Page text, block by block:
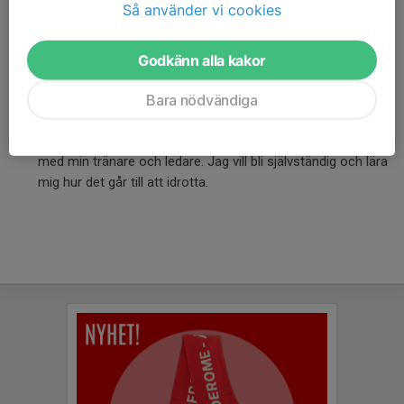
Bli inte arg på mig och kritisera mig inte om jag förlorar.
Stötta mig istället och beröm mig för att jag deltog,
kämpade, försökte och hjälpte mina lagkamrater.
Uppträd med respekt för alla när du är med mig i idrotten.
Det gäller domare, motståndare, andra föräldrar, ledare,
med min tränare och ledare. Jag vill bli självständig och lära
mig hur det går till att idrotta.
Så använder vi cookies
Godkänn alla kakor
Bara nödvändiga